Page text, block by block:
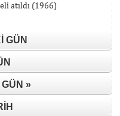
atıldı (1966)
GÜN
»